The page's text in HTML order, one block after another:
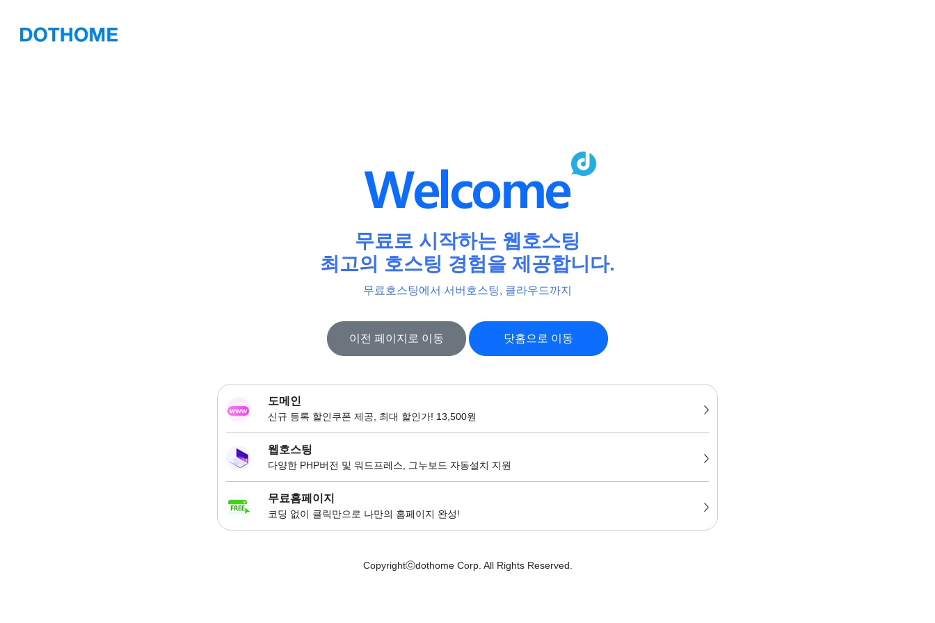
무료로 시작하는 웹호스팅
최고의 호스팅 경험을 제공합니다.
무료호스팅에서 서버호스팅, 클라우드까지
이전 페이지로 이동 닷홈으로 이동
도메인
신규 등록 할인쿠폰 제공, 최대 할인가! 13,500원
웹호스팅
다양한 PHP버전 및 워드프레스, 그누보드 자동설치 지원
무료홈페이지
코딩 없이 클릭만으로 나만의 홈페이지 완성!
Copyrightⓒdothome Corp. All Rights Reserved.